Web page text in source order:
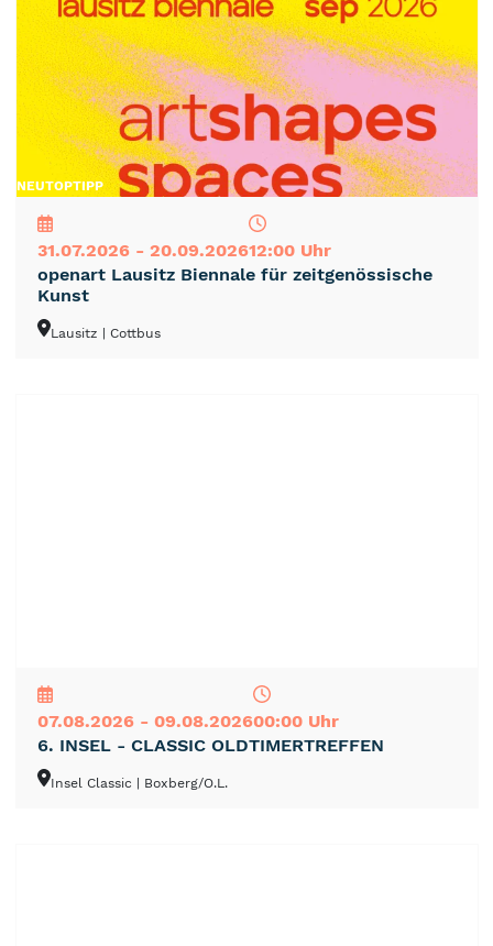
NEUTOPTIPP
31.07.2026 - 20.09.202612:00 Uhr
openart Lausitz Biennale für zeitgenössische
Kunst
Lausitz | Cottbus
07.08.2026 - 09.08.202600:00 Uhr
6. INSEL - CLASSIC OLDTIMERTREFFEN
Insel Classic | Boxberg/O.L.